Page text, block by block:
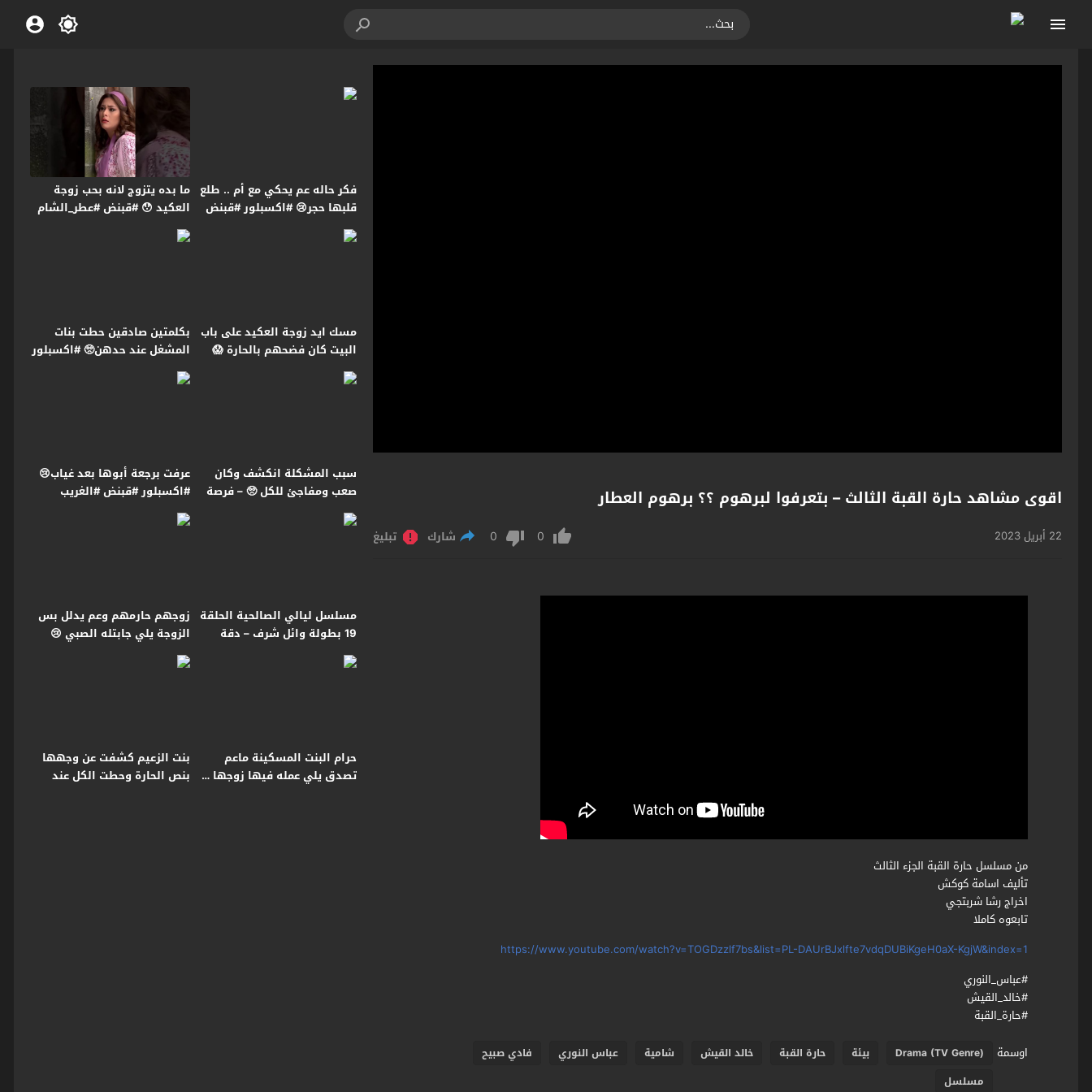
اقوى مشاهد حارة القبة الثالث – بتعرفوا لبرهوم ؟؟ برهوم العطار
22 أبريل 2023 0
0 شارك تبليغ
من مسلسل حارة القبة الجزء الثالث
تأليف اسامة كوكش
اخراج رشا شربتجي
تابعوه كاملا
https://www.youtube.com/watch?v=TOGDzzlf7bs&list=PL-DAUrBJxlfte7vdqDUBiKgeH0aX-KgjW&index=1
#عباس_النوري
#خالد_القيش
#حارة_القبة
اوسمة
Drama (TV Genre) بيئة حارة القبة خالد القيش شامية عباس النوري
فادي صبيح
مسلسل
فكر حاله عم يحكي مع أم .. طلع
قلبها حجر😢 #اكسبلور #قبنض
#فرصة_أخيرة
ما بده يتزوج لانه بحب زوجة
العكيد 😯 #قبنض #عطر_الشام
مسك ايد زوجة العكيد على باب
البيت كان فضحهم بالحارة 😱
#قبنض #عطر_الشام
بكلمتين صادقين حطت بنات
المشغل عند حدهن🥺 #اكسبلور
#قبنض #بروكار
سبب المشكلة انكشف وكان
صعب ومفاجئ للكل 🥺 – فرصة
أخيرة
عرفت برجعة أبوها بعد غياب😢
#اكسبلور #قبنض #الغريب
مسلسل ليالي الصالحية الحلقة
19 بطولة وائل شرف – دقة
محسّنة بالذكاء الاصطناعي
زوجهم حارمهم وعم يدلل بس
الزوجة يلي جابتله الصبي 😢
#قبنض #عطر_الشام
حرام البنت المسكينة ماعم
تصدق يلي عمله فيها زوجها …
بنت الزعيم كشفت عن وجهها
بنص الحارة وحطت الكل عند